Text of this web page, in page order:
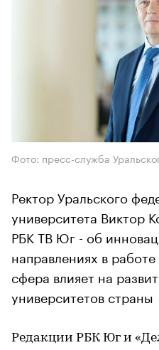
Фото: пресс-служба
Ректор Уральского
университета Виктор
РБК ТВ Юг - об
направлениях в
сфера влияет на
университетов страны
Редакции РБК Юг и